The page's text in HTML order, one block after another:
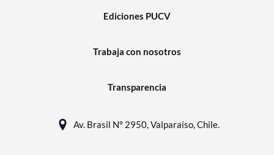
Ediciones PUCV
Trabaja con nosotros
Transparencia
Av. Brasil N° 2950, Valparaíso, Chile.